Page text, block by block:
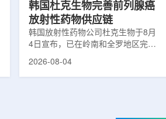
韩国杜克生物完善前列腺癌
放射性药物供应链
韩国放射性药物公司杜克生物于8月
4日宣布，已在岭南和全罗地区完成
前列腺癌诊断用放射性药物
2026-08-04